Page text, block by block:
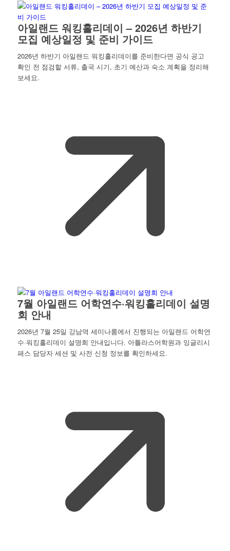
아일랜드 워킹홀리데이 – 2026년 하반기
모집 예상일정 및 준비 가이드
2026년 하반기 아일랜드 워킹홀리데이를 준비한다면 공식 공고
확인 전 점검할 서류, 출국 시기, 초기 예산과 숙소 계획을 정리해
보세요.
7월 아일랜드 어학연수·워킹홀리데이 설명
회 안내
2026년 7월 25일 강남역 세미나룸에서 진행되는 아일랜드 어학연
수·워킹홀리데이 설명회 안내입니다. 아틀라스어학원과 잉글리시
패스 담당자 세션 및 사전 신청 정보를 확인하세요.